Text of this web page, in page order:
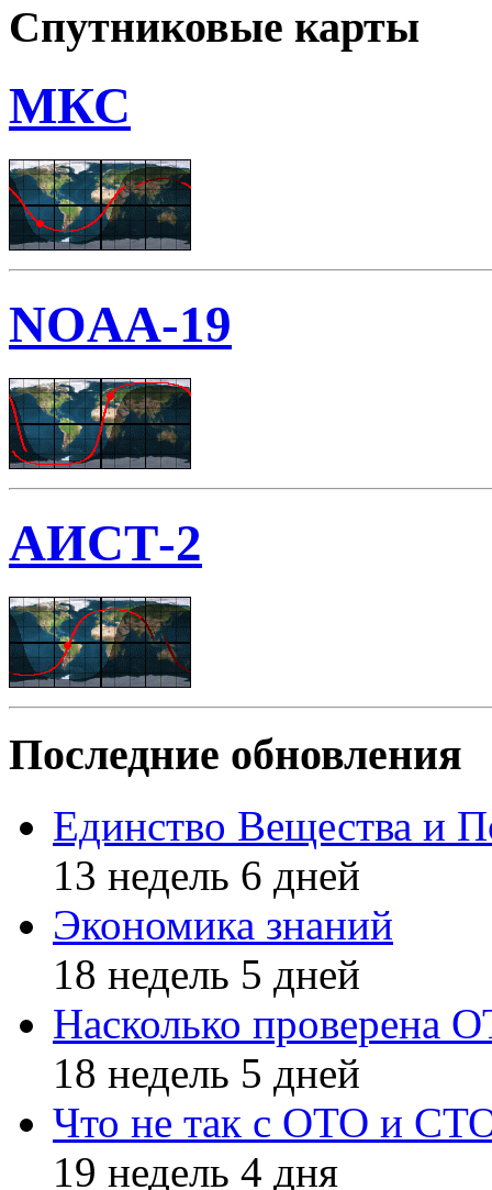
Спутниковые карты
МКС
NOAA-19
АИСТ-2
Последние обновления
Единство Вещества и
13 недель 6 дней
Экономика знаний
18 недель 5 дней
Насколько проверена
18 недель 5 дней
Что не так с ОТО и
19 недель 4 дня